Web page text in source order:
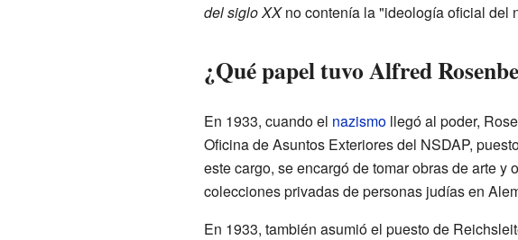
del siglo XXno contenía la "ideología oficial del
¿Qué papel tuvo Alfred
En 1933, cuando el nazismollegó al poder,
Oficina de Asuntos Exteriores del NSDAP,
este cargo, se encargó de tomar obras de arte y
colecciones privadas de personas judías en
En 1933, también asumió el puesto de